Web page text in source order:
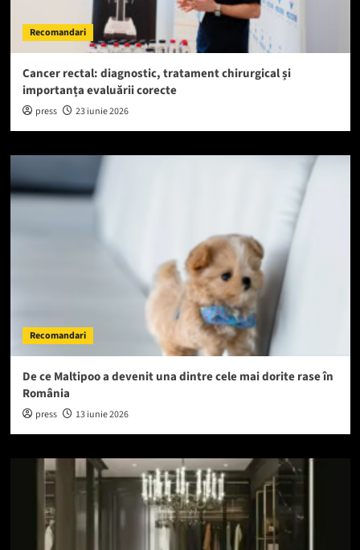
Recomandari
Cancer rectal: diagnostic, tratament chirurgical și
importanța evaluării corecte
press 23 iunie 2026
Recomandari
De ce Maltipoo a devenit una dintre cele mai dorite rase în
România
press 13 iunie 2026